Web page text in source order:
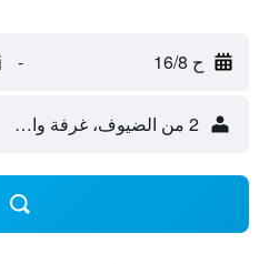
ح 16/8 -
2 من الضيوف، غرفة واحدة